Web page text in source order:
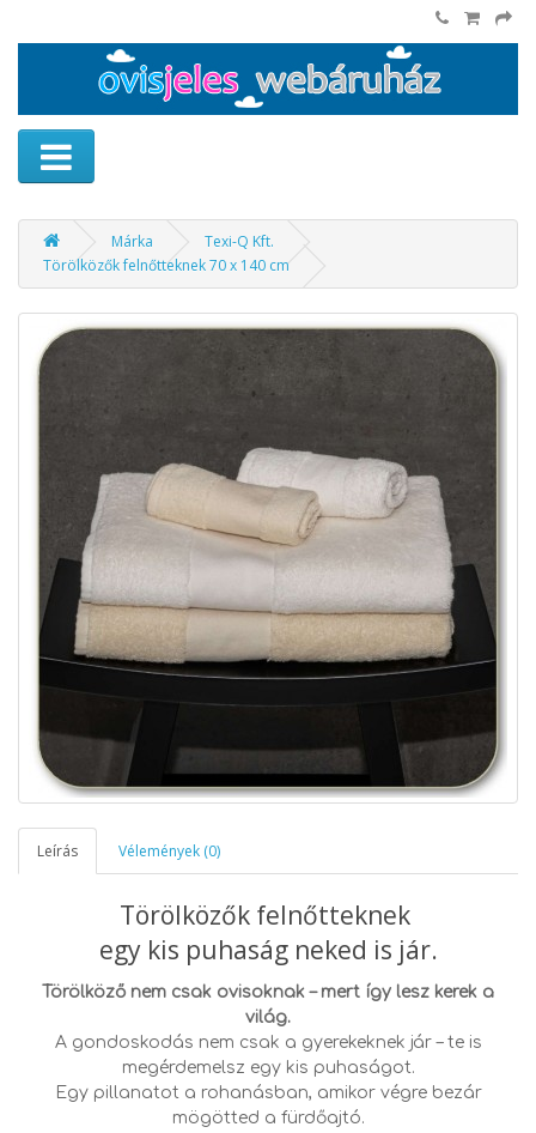
Márka
Texi-Q Kft.
Törölközők felnőtteknek 70 x 140 cm
Leírás Vélemények (0)
Törölközők felnőtteknek
egy kis puhaság neked is jár.
Törölköző nem csak ovisoknak – mert így lesz kerek a
világ.
A gondoskodás nem csak a gyerekeknek jár – te is
megérdemelsz egy kis puhaságot.
Egy pillanatot a rohanásban, amikor végre bezár
mögötted a fürdőajtó.